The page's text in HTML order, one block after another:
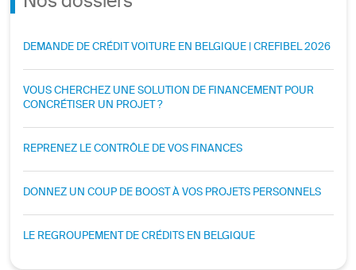
DEMANDE DE CRÉDIT VOITURE EN BELGIQUE | CREFIBEL 2026
VOUS CHERCHEZ UNE SOLUTION DE FINANCEMENT POUR
CONCRÉTISER UN PROJET ?
REPRENEZ LE CONTRÔLE DE VOS FINANCES
DONNEZ UN COUP DE BOOST À VOS PROJETS PERSONNELS
LE REGROUPEMENT DE CRÉDITS EN BELGIQUE